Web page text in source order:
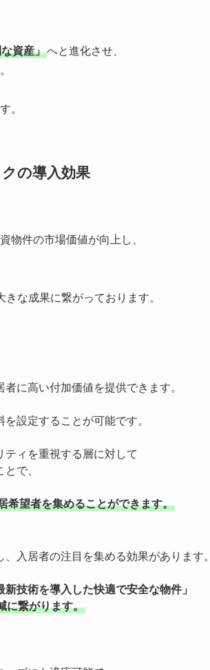
資産」へと進化させ、
。
の導入効果
物件の市場価値が向上し、
な成果に繋がっております。
に高い付加価値を提供できます。
設定することが可能です。
ィを重視する層に対して
で、
希望者を集めることができます。
入居者の注目を集める効果があります。
新技術を導入した快適で安全な物件」
に繋がります。